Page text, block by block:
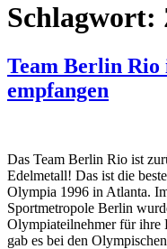
Schlagwort:
Team Berlin
empfangen
Das Team Berlin Rio ist
Edelmetall! Das ist die
Olympia 1996 in Atlanta.
Sportmetropole Berlin
Olympiateilnehmer für ihre
gab es bei den